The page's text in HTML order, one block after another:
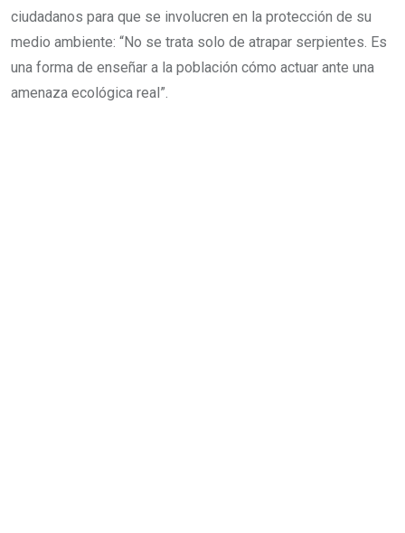
ciudadanos para que se involucren en la protección de su
medio ambiente: “No se trata solo de atrapar serpientes. Es
una forma de enseñar a la población cómo actuar ante una
amenaza ecológica real”.